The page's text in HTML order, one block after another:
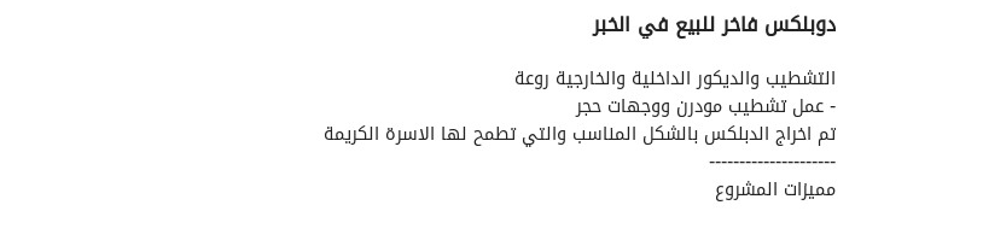
معلومات ترخيص الإعلان
دوبلكس فاخر للبيع في الخبر
التشطيب والديكور الداخلية والخارجية روعة
- ⁠عمل تشطيب مودرن ووجهات حجر
تم اخراج الدبلكس بالشكل المناسب والتي تطمح لها الاسرة الكريمة
---------------------
مميزات المشروع